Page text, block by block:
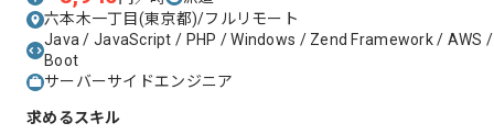
六本木一丁目(東京都)/フルリモート
Java / JavaScript / PHP / Windows / Zend Framework / AWS
Boot
サーバーサイドエンジニア
求めるスキル